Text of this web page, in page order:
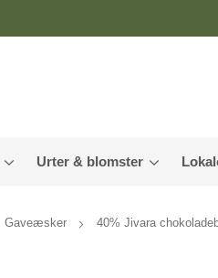
Urter & blomster
Gaveæsker 40% Jivara